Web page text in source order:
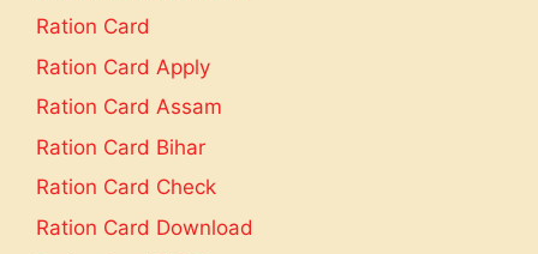
Ration Card
Ration Card Apply
Ration Card Assam
Ration Card Bihar
Ration Card Check
Ration Card Download